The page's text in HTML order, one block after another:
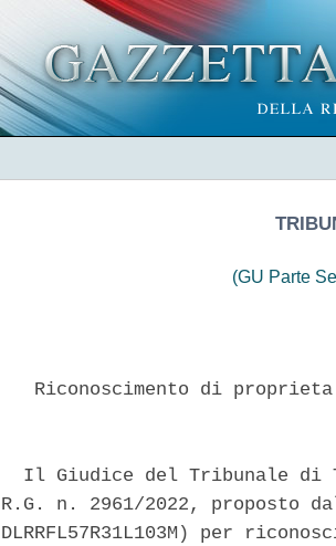
(GU Parte
Riconoscimento di
Il Giudice del Tribunale di
R.G. n. 2961/2022, proposto
DLRRFL57R31L103M) per